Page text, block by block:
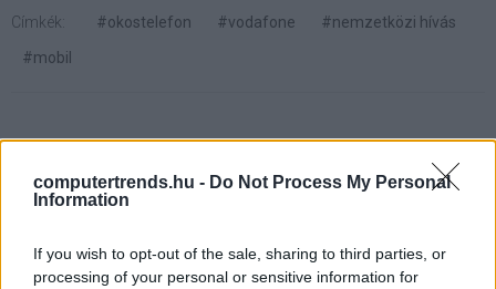
computertrends.hu - Do Not Process My Personal
Information
If you wish to opt-out of the sale, sharing to third parties, or
processing of your personal or sensitive information for
Címkék: #okostelefon #vodafone
#nemzetközi hívás
#mobil
Így cselezi ki az Apple az
iPhone-ok árusítási tilalmát